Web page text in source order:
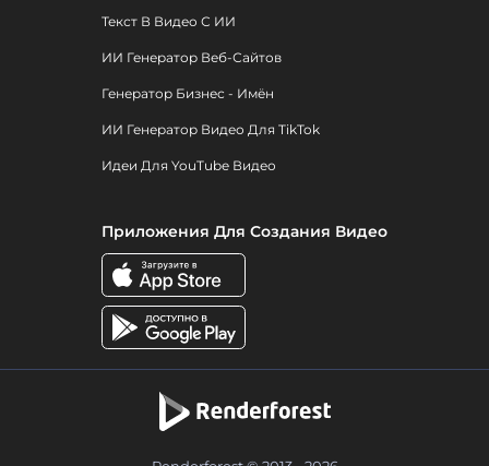
Текст В Видео С ИИ
ИИ Генератор Веб-Сайтов
Генератор Бизнес - Имён
ИИ Генератор Видео Для TikTok
Идеи Для YouTube Видео
Приложения Для Создания Видео